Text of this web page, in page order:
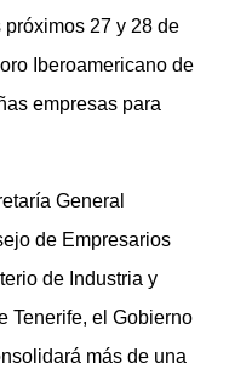
27 y 28 de
Iberoamericano de
empresas para
General
de Empresarios
de Industria y
Tenerife, el Gobierno
más de una